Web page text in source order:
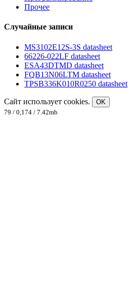
Прочее
Случайные записи
MS3102E12S-3S datasheet
66226-022LF datasheet
ESA43DTMD datasheet
FQB13N06LTM datasheet
TPSB336K010R0250 datasheet
Сайт использует cookies.
OK
79 / 0,174 / 7.42mb